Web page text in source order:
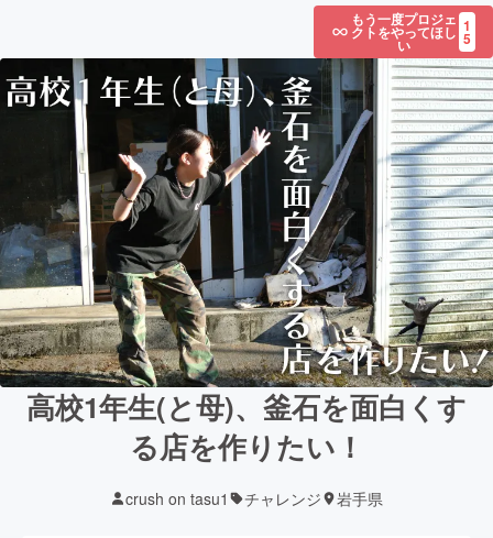
もう一度プロジェ
クトをやってほし
い
1
5
高校1年生(と母)、釜石を面白くす
る店を作りたい！
crush on tasu1 チャレンジ 岩手県